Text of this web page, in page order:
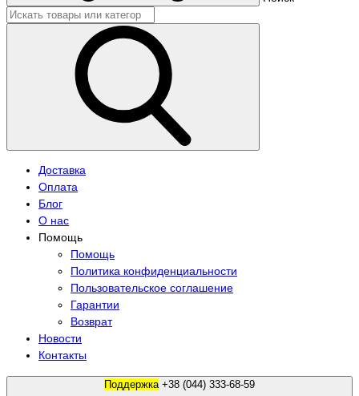
Доставка
Оплата
Блог
О нас
Помощь
Помощь
Политика конфиденциальности
Пользовательское соглашение
Гарантии
Возврат
Новости
Контакты
Поддержка